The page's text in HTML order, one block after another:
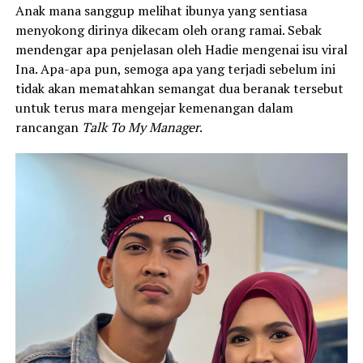
Anak mana sanggup melihat ibunya yang sentiasa
menyokong dirinya dikecam oleh orang ramai. Sebak
mendengar apa penjelasan oleh Hadie mengenai isu viral
Ina. Apa-apa pun, semoga apa yang terjadi sebelum ini
tidak akan mematahkan semangat dua beranak tersebut
untuk terus mara mengejar kemenangan dalam
rancangan Talk To My Manager.